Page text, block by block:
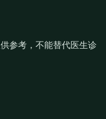
参考，不能替代医生诊